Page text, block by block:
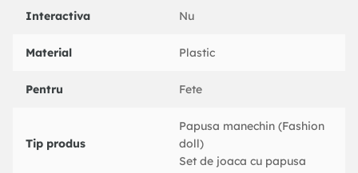
Interactiva Nu
Material Plastic
Pentru Fete
Tip produs
Papusa manechin (Fashion
doll)
Set de joaca cu papusa